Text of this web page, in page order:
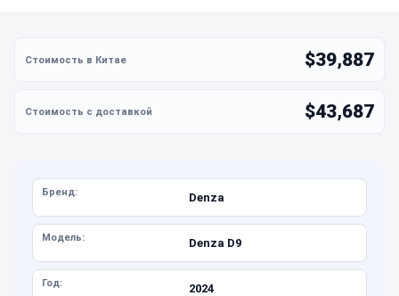
$39,887
$43,687
Бренд: Denza
Модель: Denza D9
Год: 2024